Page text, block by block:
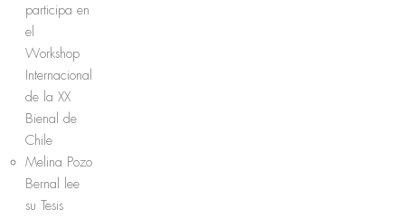
participa en
el
Workshop
Internacional
de la XX
Bienal de
Chile
Melina Pozo
Bernal lee
su Tesis